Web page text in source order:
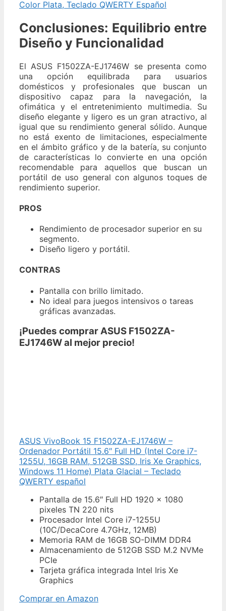
Color Plata, Teclado QWERTY Español
Conclusiones: Equilibrio entre
Diseño y Funcionalidad
El ASUS F1502ZA-EJ1746W se presenta como
una opción equilibrada para usuarios
domésticos y profesionales que buscan un
dispositivo capaz para la navegación, la
ofimática y el entretenimiento multimedia. Su
diseño elegante y ligero es un gran atractivo, al
igual que su rendimiento general sólido. Aunque
no está exento de limitaciones, especialmente
en el ámbito gráfico y de la batería, su conjunto
de características lo convierte en una opción
recomendable para aquellos que buscan un
portátil de uso general con algunos toques de
rendimiento superior.
PROS
Rendimiento de procesador superior en su
segmento.
Diseño ligero y portátil.
CONTRAS
Pantalla con brillo limitado.
No ideal para juegos intensivos o tareas
gráficas avanzadas.
¡Puedes comprar ASUS F1502ZA-
EJ1746W al mejor precio!
ASUS VivoBook 15 F1502ZA-EJ1746W –
Ordenador Portátil 15.6″ Full HD (Intel Core i7-
1255U, 16GB RAM, 512GB SSD, Iris Xe Graphics,
Windows 11 Home) Plata Glacial – Teclado
QWERTY español
Pantalla de 15.6″ Full HD 1920 x 1080
pixeles TN 220 nits
Procesador Intel Core i7-1255U
(10C/DecaCore 4.7GHz, 12MB)
Memoria RAM de 16GB SO-DIMM DDR4
Almacenamiento de 512GB SSD M.2 NVMe
PCIe
Tarjeta gráfica integrada Intel Iris Xe
Graphics
Comprar en Amazon